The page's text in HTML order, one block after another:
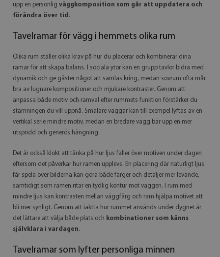
upp en personlig väggkomposition som går att uppdatera och
förändra över tid .
Tavelramar för vägg i hemmets olika rum
Olika rum ställer olika krav på hur du placerar och kombinerar dina
ramar för att skapa balans. I sociala ytor kan en grupp tavlor bidra med
dynamik och ge gäster något att samlas kring, medan sovrum ofta mår
bra av lugnare kompositioner och mjukare kontraster. Genom att
anpassa både motiv och ramval efter rummets funktion förstärker du
stämningen du vill uppnå. Smalare väggar kan till exempel lyftas av en
vertikal serie mindre motiv, medan en bredare vägg bär upp en mer
utspridd och generös hängning.
Det är också klokt att tänka på hur ljus faller över motiven under dagen
eftersom det påverkar hur ramen upplevs. En placering där naturligt ljus
får spela över bilderna kan göra både färger och detaljer mer levande,
samtidigt som ramen ritar en tydlig kontur mot väggen. I rum med
mindre ljus kan kontrasten mellan väggfärg och ram hjälpa motivet att
bli mer synligt. Genom att iaktta hur rummet används under dygnet är
det lättare att välja både plats och kombinationer som känns
självklara i vardagen.
Tavelramar som lyfter personliga minnen